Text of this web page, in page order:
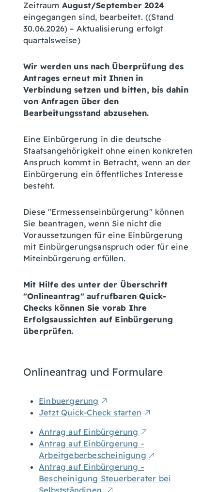
Zeitraum August/September 2024
eingegangen sind, bearbeitet. ((Stand
30.06.2026) – Aktualisierung erfolgt
quartalsweise)
Wir werden uns nach Überprüfung des
Antrages erneut mit Ihnen in
Verbindung setzen und bitten, bis dahin
von Anfragen über den
Bearbeitungsstand abzusehen.
Eine Einbürgerung in die deutsche
Staatsangehörigkeit ohne einen konkreten
Anspruch kommt in Betracht, wenn an der
Einbürgerung ein öffentliches Interesse
besteht.
Diese "Ermessenseinbürgerung" können
Sie beantragen, wenn Sie nicht die
Voraussetzungen für eine Einbürgerung
mit Einbürgerungsanspruch oder für eine
Miteinbürgerung erfüllen.
Mit Hilfe des unter der Überschrift
"Onlineantrag" aufrufbaren Quick-
Checks können Sie vorab Ihre
Erfolgsaussichten auf Einbürgerung
überprüfen.
Onlineantrag und Formulare
Einbuergerung
Jetzt Quick-Check starten
Antrag auf Einbürgerung
Antrag auf Einbürgerung -
Arbeitgeberbescheinigung
Antrag auf Einbürgerung -
Bescheinigung Steuerberater bei
Selbstständigen